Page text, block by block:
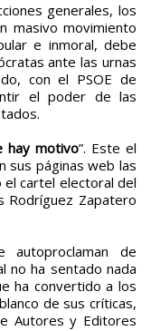
generales, los
masivo movimiento
e inmoral, debe
ante las urnas
con el PSOE de
el poder de las
hay motivo”. Este el
sus páginas web las
el cartel electoral del
Rodríguez Zapatero
de
no ha sentado nada
ha convertido a los
de sus críticas,
Autores y Editores